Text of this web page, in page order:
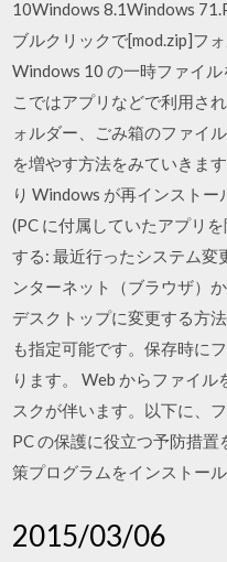
10Windows 8.1Windows
ブルクリックで[mod.zip]フ
Windows 10 の一時ファイ
こではアプリなどで利用さ
ォルダー、ごみ箱のファイ
を増やす方法をみていきま
り Windows が再インスト
(PC に付属していたアプリ
する: 最近行ったシステム変
ンターネット（ブラウザ）
デスクトップに変更する方
も指定可能です。保存時に
ります。 Web からファイ
スクが伴います。以下に、
PC の保護に役立つ予防措
策プログラムをインストール
2015/03/06